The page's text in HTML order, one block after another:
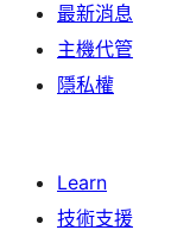
最新消息
主機代管
隱私權
Learn
技術支援